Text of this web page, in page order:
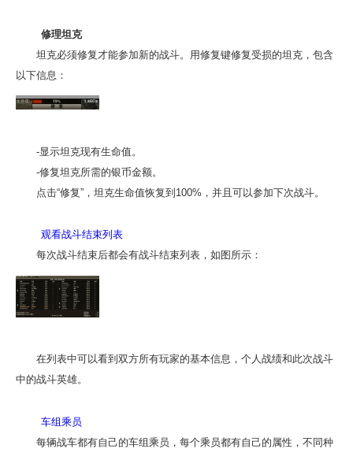
修理坦克
坦克必须修复才能参加新的战斗。用修复键修复受损的坦克，包含
以下信息：
-显示坦克现有生命值。
-修复坦克所需的银币金额。
点击“修复”，坦克生命值恢复到100%，并且可以参加下次战斗。
观看战斗结束列表
每次战斗结束后都会有战斗结束列表，如图所示：
在列表中可以看到双方所有玩家的基本信息，个人战绩和此次战斗
中的战斗英雄。
车组乘员
每辆战车都有自己的车组乘员，每个乘员都有自己的属性，不同种